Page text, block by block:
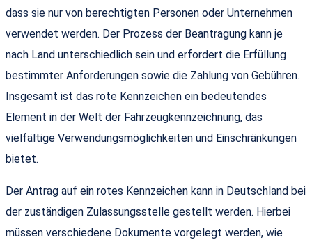
dass sie nur von berechtigten Personen oder Unternehmen
verwendet werden. Der Prozess der Beantragung kann je
nach Land unterschiedlich sein und erfordert die Erfüllung
bestimmter Anforderungen sowie die Zahlung von Gebühren.
Insgesamt ist das rote Kennzeichen ein bedeutendes
Element in der Welt der Fahrzeugkennzeichnung, das
vielfältige Verwendungsmöglichkeiten und Einschränkungen
bietet.
Der Antrag auf ein rotes Kennzeichen kann in Deutschland bei
der zuständigen Zulassungsstelle gestellt werden. Hierbei
müssen verschiedene Dokumente vorgelegt werden, wie